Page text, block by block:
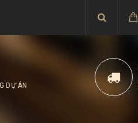
DỰ ÁN